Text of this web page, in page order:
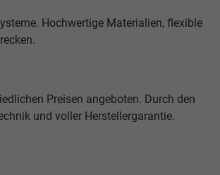
Hochwertige Materialien, flexible
Preisen angeboten. Durch den
und voller Herstellergarantie.